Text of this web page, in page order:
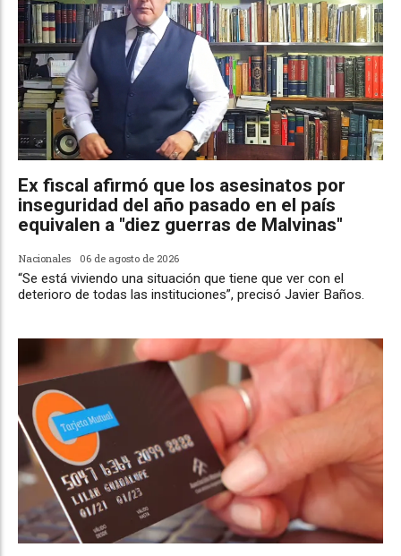
Ex fiscal afirmó que los asesinatos por
inseguridad del año pasado en el país
equivalen a "diez guerras de Malvinas"
Nacionales 06 de agosto de 2026
“Se está viviendo una situación que tiene que ver con el
deterioro de todas las instituciones”, precisó Javier Baños.